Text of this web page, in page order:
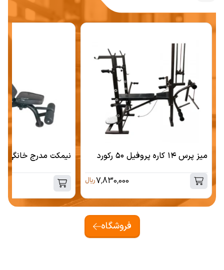
میز پرس ۱۴ کاره پروفیل ۵۰ رکورد
7,830,000ریال
نیمکت مدرج خانگی
فروشگاه